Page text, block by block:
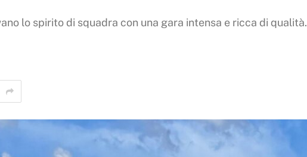
lo spirito di squadra con una gara intensa e ricca di qualità.